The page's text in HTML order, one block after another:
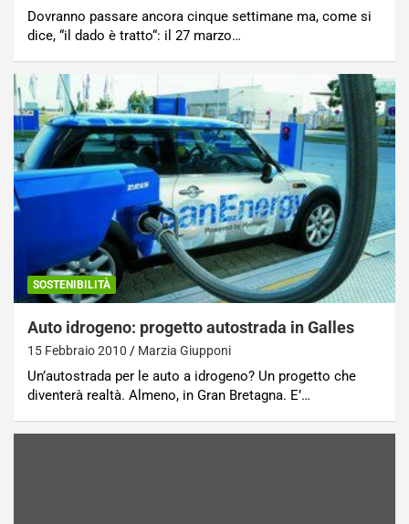
Dovranno passare ancora cinque settimane ma, come si
dice, “il dado è tratto“: il 27 marzo…
SOSTENIBILITÀ
Auto idrogeno: progetto autostrada in Galles
15 Febbraio 2010 Marzia Giupponi
Un’autostrada per le auto a idrogeno? Un progetto che
diventerà realtà. Almeno, in Gran Bretagna. E’…